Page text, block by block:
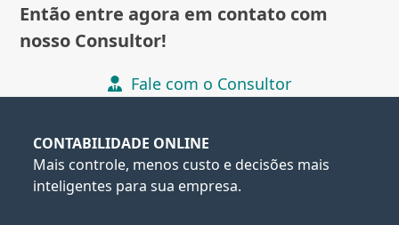
Então entre agora em contato com
nosso Consultor!
Fale com o Consultor
CONTABILIDADE ONLINE
Mais controle, menos custo e decisões mais
inteligentes para sua empresa.